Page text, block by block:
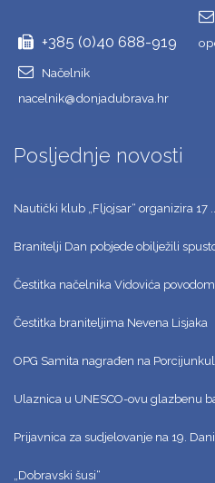
+385 (0)40 688-919
Načelnik
nacelnik@donjadubrava.hr
Posljednje novosti
Nautički klub „Fljojsar“ organizira 17 ...
Branitelji Dan pobjede obilježili
Čestitka načelnika Vidovića povodom
Čestitka braniteljima Nevena Lisjaka
OPG Samita nagrađen na
Ulaznica u UNESCO-ovu glazbenu
Prijavnica za sudjelovanje na 19.
„Dobravski šusi“